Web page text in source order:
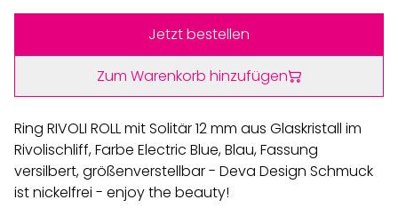
Jetzt bestellen
Zum Warenkorb hinzufügen
Ring RIVOLI ROLL mit Solitär 12 mm aus Glaskristall im
Rivolischliff, Farbe Electric Blue, Blau, Fassung
versilbert, größenverstellbar - Deva Design Schmuck
ist nickelfrei - enjoy the beauty!